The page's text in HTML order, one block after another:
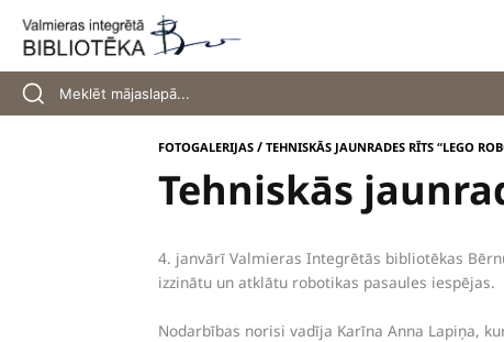
content
FOTOGALERIJAS /TEHNISKĀS JAUNRADES RĪTS “LEGO
Tehniskās
4. janvārī Valmieras Integrētās bibliotēkas
izzinātu un atklātu robotikas pasaules iespējas.
Nodarbības norisi vadīja Karīna Anna Lapiņa,